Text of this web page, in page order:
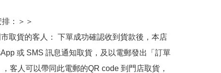
：＞＞
取貨的客人： 下單成功確認收到貨款後，本店
或 SMS 訊息通知取貨，及以電郵發出「訂單
客人可以帶同此電郵的QR code 到門店取貨，